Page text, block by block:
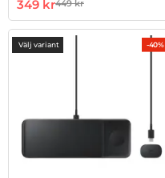
Art. nr 1002960741
rea pris
349 krtidigare pris
449 kr
Välj variant -40%